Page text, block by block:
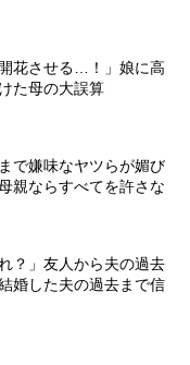
花させる…！」娘に高
た母の大誤算
で嫌味なヤツらが媚び
親ならすべてを許さな
？」友人から夫の過去
婚した夫の過去まで信